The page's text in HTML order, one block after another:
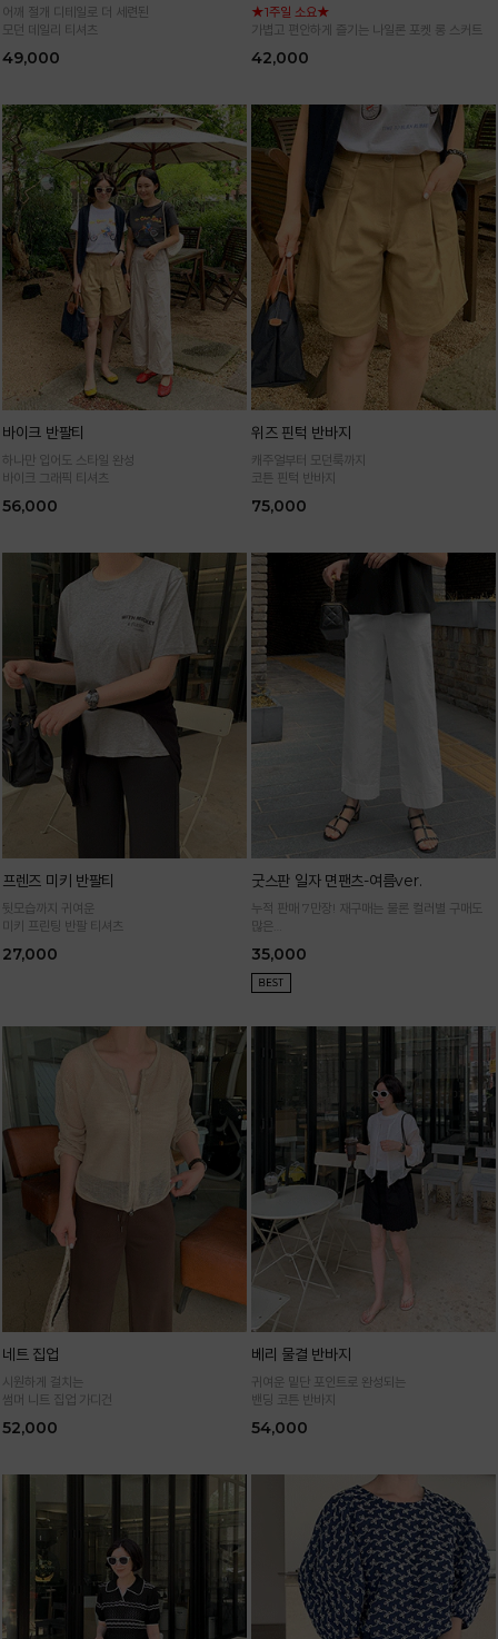
어깨 절개 디테일로 더 세련된
모던 데일리 티셔츠
49,000
★1주일 소요★
가볍고 편안하게 즐기는 나일론 포켓 롱 스커트
42,000
바이크 반팔티
하나만 입어도 스타일 완성
바이크 그래픽 티셔츠
56,000
위즈 핀턱 반바지
캐주얼부터 모던룩까지
코튼 핀턱 반바지
75,000
프렌즈 미키 반팔티
뒷모습까지 귀여운
미키 프린팅 반팔 티셔츠
27,000
굿스판 일자 면팬츠-여름ver.
누적 판매 7만장! 재구매는 물론 컬러별 구매도
많은
35,000
네트 집업
시원하게 걸치는
썸머 니트 집업 가디건
52,000
베리 물결 반바지
귀여운 밑단 포인트로 완성되는
밴딩 코튼 반바지
54,000